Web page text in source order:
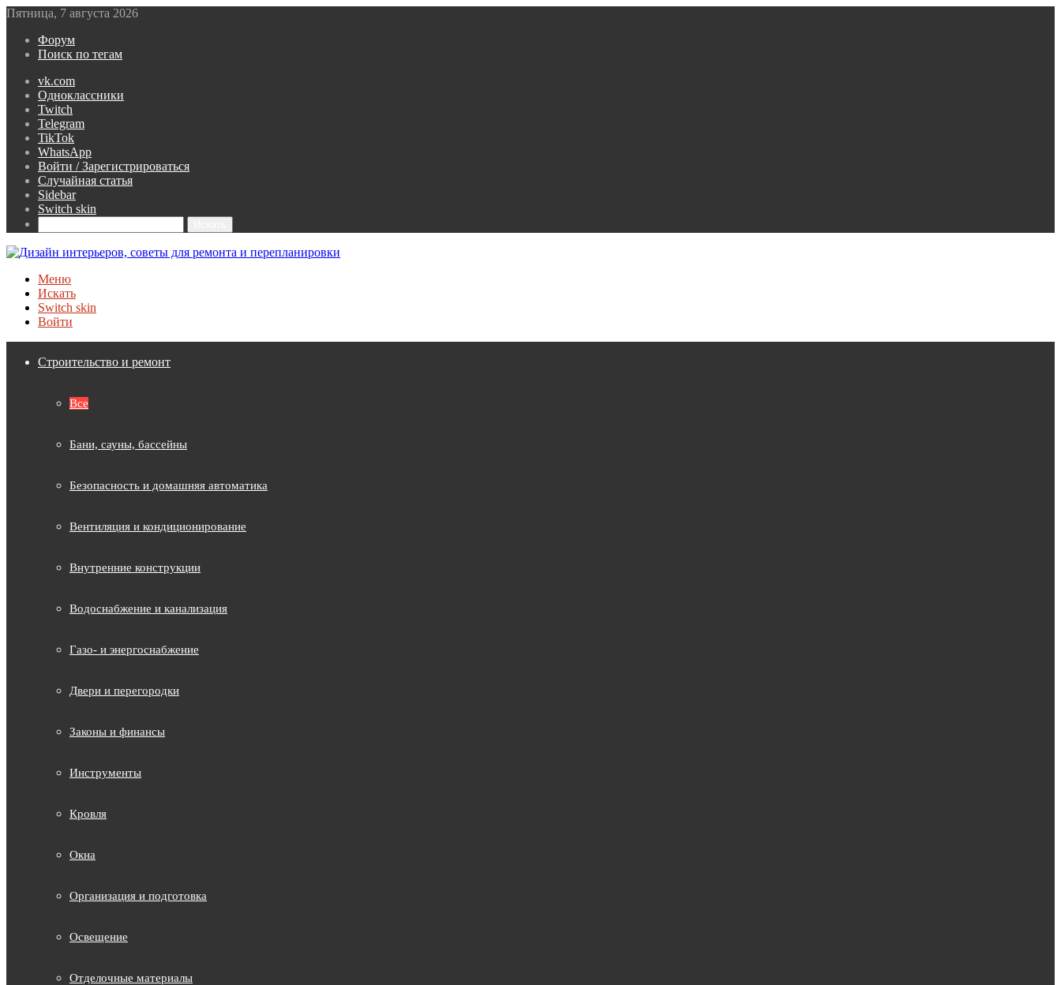
Пятница, 7 августа 2026
Форум
Поиск по тегам
vk.com
Одноклассники
Twitch
Telegram
TikTok
WhatsApp
Войти / Зарегистрироваться
Случайная статья
Sidebar
Switch skin
Меню
Искать
Switch skin
Войти
Строительство и ремонт
Все
Бани, сауны, бассейны
Безопасность и домашняя автоматика
Вентиляция и кондиционирование
Внутренние конструкции
Водоснабжение и канализация
Газо- и энергоснабжение
Двери и перегородки
Законы и финансы
Инструменты
Кровля
Окна
Организация и подготовка
Освещение
Отделочные материалы